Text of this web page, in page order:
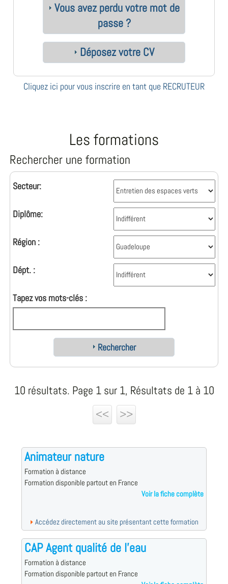
Vous avez perdu votre mot de
passe ?
Déposez votre CV
Cliquez ici pour vous inscrire en tant que RECRUTEUR
Les formations
Rechercher une formation
Secteur:
Diplôme:
Région :
Dépt. :
Tapez vos mots-clés :
Rechercher
10 résultats. Page 1 sur 1, Résultats de 1 à 10
<<
>>
Animateur nature
Formation à distance
Formation disponible partout en France
Voir la fiche complète
Accédez directement au site présentant cette formation
CAP Agent qualité de l'eau
Formation à distance
Formation disponible partout en France